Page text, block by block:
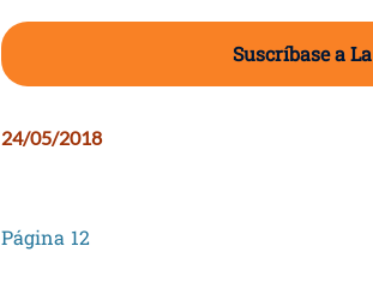
Suscríbase a
24/05/2018
Página 12